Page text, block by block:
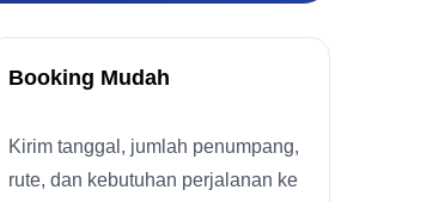
Booking Mudah
Kirim tanggal, jumlah penumpang,
rute, dan kebutuhan perjalanan ke